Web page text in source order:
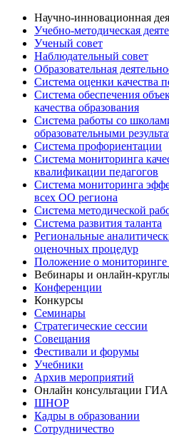
Научно-инновационная
Учебно-методическая
Ученый совет
Наблюдательный совет
Образовательная
Система оценки качества
Система обеспечения
качества образования
Система работы со
образовательными
Система профориентации
Система мониторинга
квалификации педагогов
Система мониторинга
всех ОО региона
Система методической
Система развития таланта
Региональные
оценочных процедур
Положение о мониторинге
Вебинары и онлайн-
Конференции
Конкурсы
Семинары
Стратегические сессии
Совещания
Фестивали и форумы
Учебники
Архив мероприятий
Онлайн консультации ГИА
ШНОР
Кадры в образовании
Сотрудничество